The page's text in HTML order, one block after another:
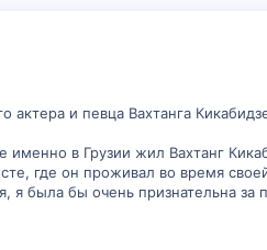
актера и певца Вахтанга
в Грузии жил Вахтанг
где он проживал во время
я была бы очень признательна за